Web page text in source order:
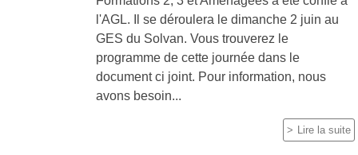
l'AGL. Il se déroulera le dimanche 2 juin au
GES du Solvan. Vous trouverez le
programme de cette journée dans le
document ci joint. Pour information, nous
avons besoin...
Lire la suite